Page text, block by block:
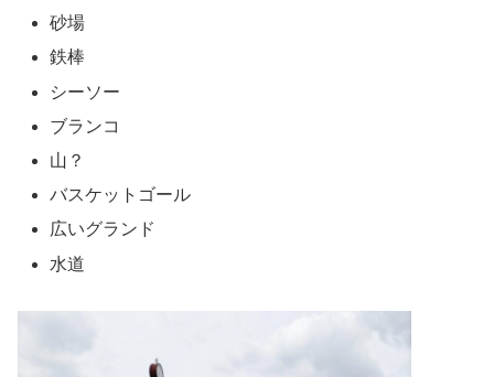
砂場
鉄棒
シーソー
ブランコ
山？
バスケットゴール
広いグランド
水道